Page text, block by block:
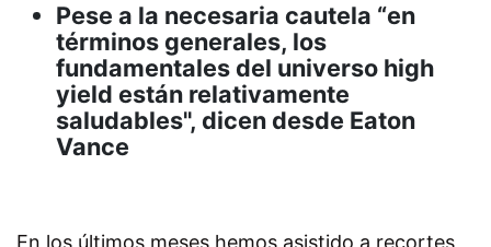
Pese a la necesaria cautela “en
términos generales, los
fundamentales del universo high
yield están relativamente
saludables", dicen desde Eaton
Vance
En los últimos meses hemos asistido a recortes